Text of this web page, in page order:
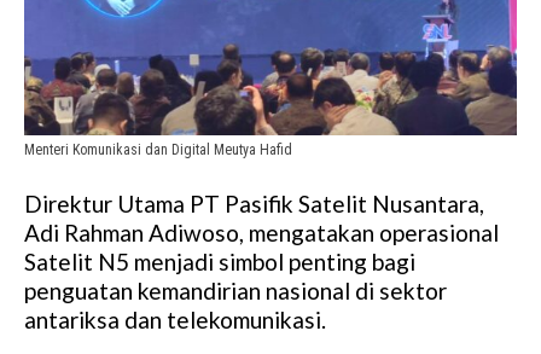
Menteri Komunikasi dan Digital Meutya Hafid
Direktur Utama PT Pasifik Satelit Nusantara,
Adi Rahman Adiwoso, mengatakan operasional
Satelit N5 menjadi simbol penting bagi
penguatan kemandirian nasional di sektor
antariksa dan telekomunikasi.